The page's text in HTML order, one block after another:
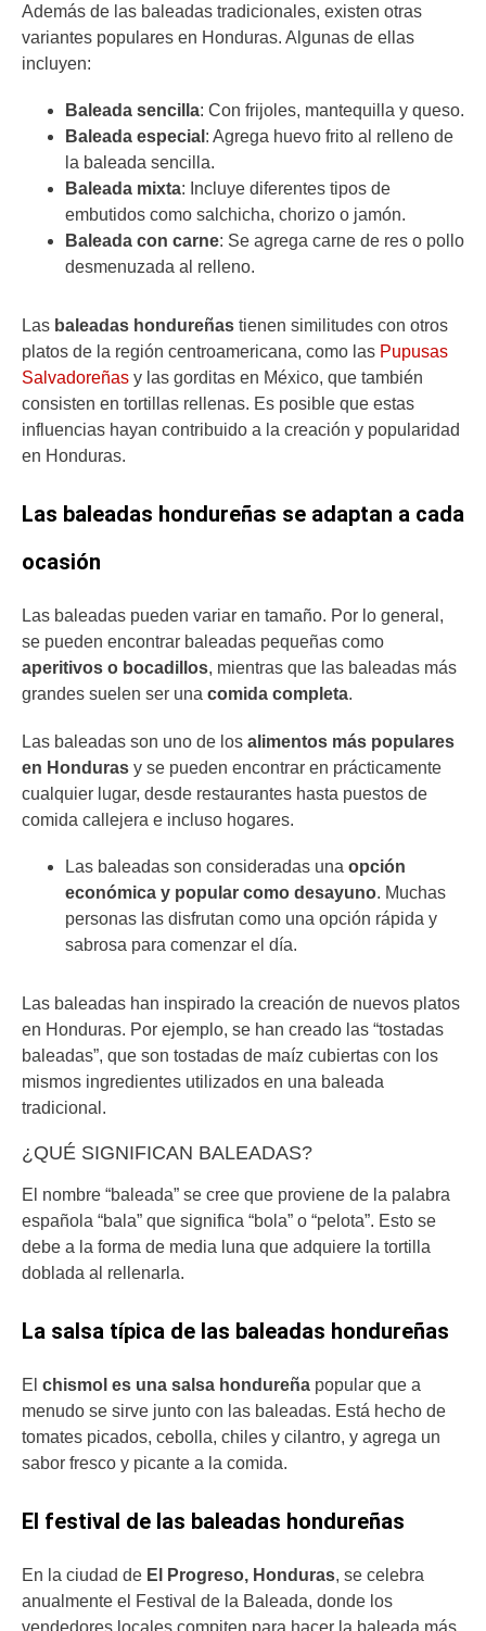
Además de las baleadas tradicionales, existen otras
variantes populares en Honduras. Algunas de ellas
incluyen:
Baleada sencilla: Con frijoles, mantequilla y queso.
Baleada especial : Agrega huevo frito al relleno de
la baleada sencilla.
Baleada mixta: Incluye diferentes tipos de
embutidos como salchicha, chorizo o jamón.
Baleada con carne: Se agrega carne de res o pollo
desmenuzada al relleno.
Las baleadas hondureñas tienen similitudes con otros
platos de la región centroamericana, como las Pupusas
Salvadoreñas y las gorditas en México, que también
consisten en tortillas rellenas. Es posible que estas
influencias hayan contribuido a la creación y popularidad
en Honduras.
Las baleadas hondureñas se adaptan a cada
ocasión
Las baleadas pueden variar en tamaño. Por lo general,
se pueden encontrar baleadas pequeñas como
aperitivos o bocadillos, mientras que las baleadas más
grandes suelen ser una comida completa.
Las baleadas son uno de los alimentos más populares
en Honduras y se pueden encontrar en prácticamente
cualquier lugar, desde restaurantes hasta puestos de
comida callejera e incluso hogares.
Las baleadas son consideradas una opción
económica y popular como desayuno. Muchas
personas las disfrutan como una opción rápida y
sabrosa para comenzar el día.
Las baleadas han inspirado la creación de nuevos platos
en Honduras. Por ejemplo, se han creado las “tostadas
baleadas”, que son tostadas de maíz cubiertas con los
mismos ingredientes utilizados en una baleada
tradicional.
¿QUÉ SIGNIFICAN BALEADAS?
El nombre “baleada” se cree que proviene de la palabra
española “bala” que significa “bola” o “pelota”. Esto se
debe a la forma de media luna que adquiere la tortilla
doblada al rellenarla.
La salsa típica de las baleadas hondureñas
El chismol es una salsa hondureña popular que a
menudo se sirve junto con las baleadas. Está hecho de
tomates picados, cebolla, chiles y cilantro, y agrega un
sabor fresco y picante a la comida.
El festival de las baleadas hondureñas
En la ciudad de El Progreso, Honduras, se celebra
anualmente el Festival de la Baleada, donde los